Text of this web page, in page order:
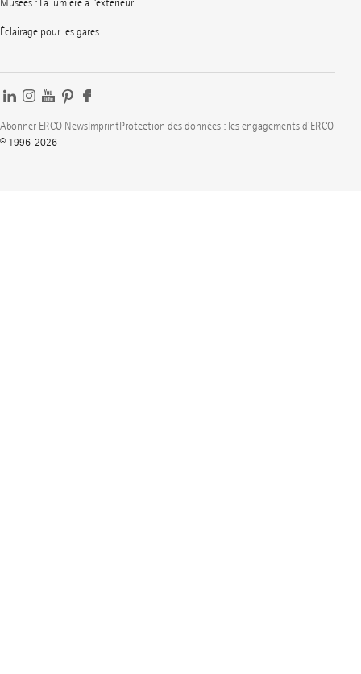
Musées : La lumière à l’extérieur
Éclairage pour les gares
Abonner ERCO NewsImprintProtection des données : les engagements d'ERCO
© 1996-2026